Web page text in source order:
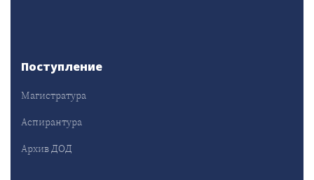
Поступление
Магистратура
Аспирантура
Архив ДОД